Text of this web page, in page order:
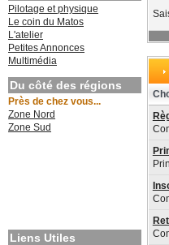
Pilotage et physique
Le coin du Matos
L'atelier
Petites Annonces
Multimédia
Du côté des régions
Près de chez vous...
Zone Nord
Zone Sud
Liens Utiles